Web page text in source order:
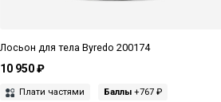
Лосьон для тела Byredo 200174
10 950 ₽
Плати частями Баллы +767 ₽